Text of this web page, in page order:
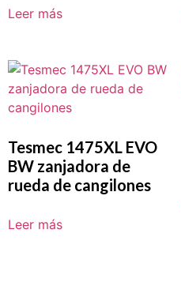
Leer más
Tesmec 1475XL EVO
BW zanjadora de
rueda de cangilones
Leer más